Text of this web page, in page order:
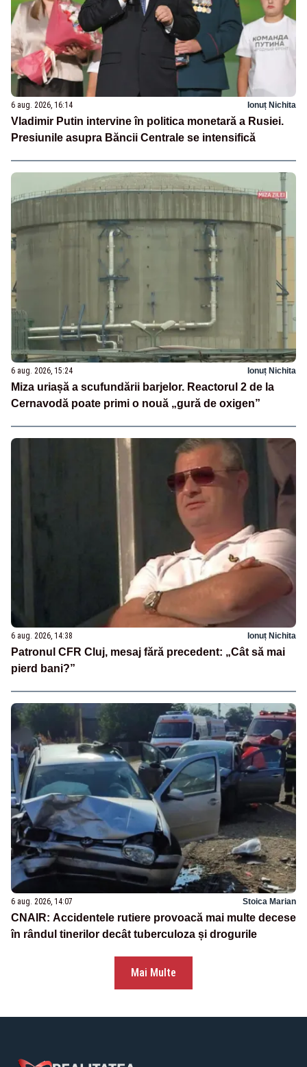
6 aug. 2026, 16:14 Ionuț Nichita
Vladimir Putin intervine în politica monetară a Rusiei.
Presiunile asupra Băncii Centrale se intensifică
6 aug. 2026, 15:24 Ionuț Nichita
Miza uriașă a scufundării barjelor. Reactorul 2 de la
Cernavodă poate primi o nouă „gură de oxigen”
6 aug. 2026, 14:38 Ionuț Nichita
Patronul CFR Cluj, mesaj fără precedent: „Cât să mai
pierd bani?”
6 aug. 2026, 14:07 Stoica Marian
CNAIR: Accidentele rutiere provoacă mai multe decese
în rândul tinerilor decât tuberculoza și drogurile
Mai Multe